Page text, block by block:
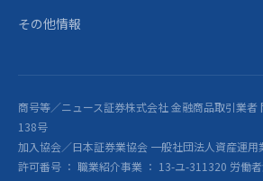
その他情報
商号等／ニュース証券株式会社 金融商品取引業
138号
加入協会／日本証券業協会 一般社団法人資産運用
許可番号 ： 職業紹介事業 ： 13-ユ-311320 労働